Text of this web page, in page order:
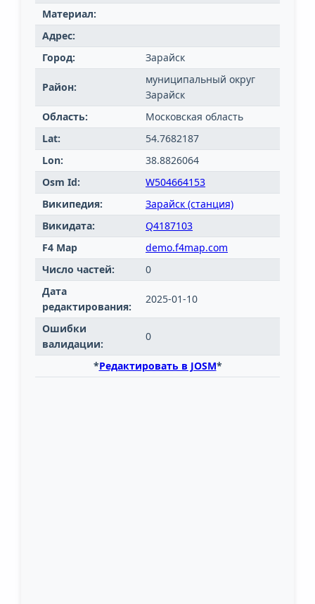
Материал:
Адрес:
Город:
Зарайск
Район:
муниципальный округ
Зарайск
Область:
Московская область
Lat:
54.7682187
Lon:
38.8826064
Osm Id:
W504664153
Википедия:
Зарайск (станция)
Викидата:
Q4187103
F4 Map
demo.f4map.com
Число частей:
0
Дата
редактирования:
2025-01-10
Ошибки
валидации:
0
*Редактировать в JOSM*